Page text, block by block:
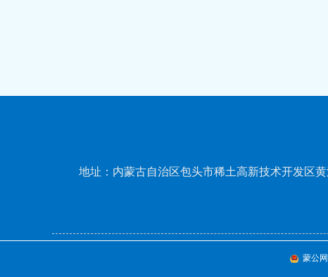
地址：内蒙古自治区包头市稀土高新技术开发
蒙公